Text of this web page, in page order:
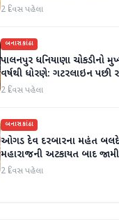
2 દિવસ પહેલા
બનાસકાંઠા
પાલનપુર ધનિયાણા ચોકડીનો
વર્ષથી ધોરણે: ગટરલાઇન પછી
હાલાકી
2 દિવસ પહેલા
બનાસકાંઠા
ઓગડ દેવ દરબારના મહંત
મહારાજની અટકાયત બાદ
2 દિવસ પહેલા